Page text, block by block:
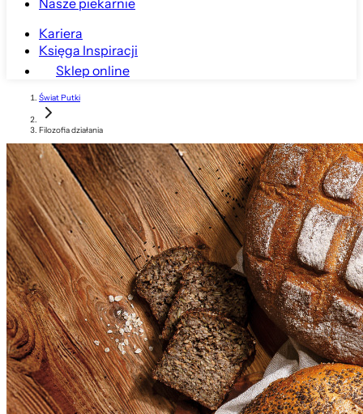
Nasze piekarnie
Kariera
Księga Inspiracji
Sklep online
Świat Putki
Filozofia działania